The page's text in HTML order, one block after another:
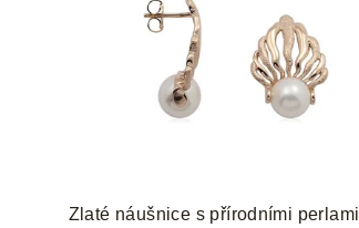
Zlaté náušnice s přírodními perlami